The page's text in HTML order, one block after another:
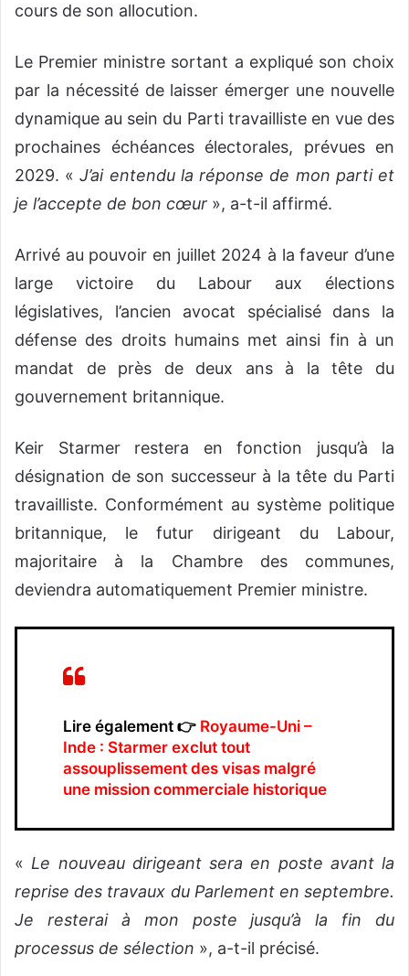
cours de son allocution.
Le Premier ministre sortant a expliqué son choix
par la nécessité de laisser émerger une nouvelle
dynamique au sein du Parti travailliste en vue des
prochaines échéances électorales, prévues en
2029. «J’ai entendu la réponse de mon parti et
je l’accepte de bon cœur », a-t-il affirmé.
Arrivé au pouvoir en juillet 2024 à la faveur d’une
large victoire du Labour aux élections
législatives, l’ancien avocat spécialisé dans la
défense des droits humains met ainsi fin à un
mandat de près de deux ans à la tête du
gouvernement britannique.
Keir Starmer restera en fonction jusqu’à la
désignation de son successeur à la tête du Parti
travailliste. Conformément au système politique
britannique, le futur dirigeant du Labour,
majoritaire à la Chambre des communes,
deviendra automatiquement Premier ministre.
Lire également 👉 Royaume-Uni –
Inde : Starmer exclut tout
assouplissement des visas malgré
une mission commerciale historique
«Le nouveau dirigeant sera en poste avant la
reprise des travaux du Parlement en septembre.
Je resterai à mon poste jusqu’à la fin du
processus de sélection », a-t-il précisé.